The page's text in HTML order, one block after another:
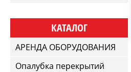
КАТАЛОГ
АРЕНДА ОБОРУДОВАНИЯ
Опалубка перекрытий